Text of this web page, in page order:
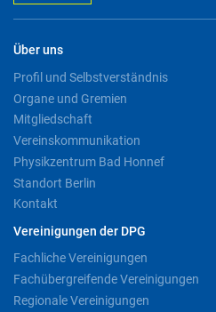
Über uns
Profil und Selbstverständnis
Organe und Gremien
Mitgliedschaft
Vereinskommunikation
Physikzentrum Bad Honnef
Standort Berlin
Kontakt
Vereinigungen der DPG
Fachliche Vereinigungen
Fachübergreifende Vereinigungen
Regionale Vereinigungen